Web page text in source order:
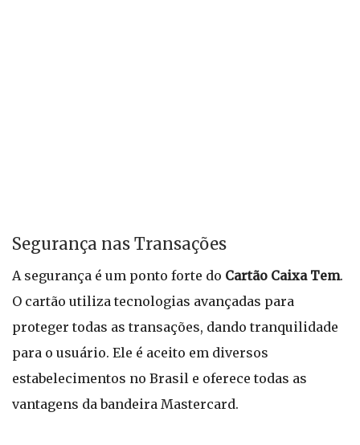
Segurança nas Transações
A segurança é um ponto forte do Cartão Caixa Tem.
O cartão utiliza tecnologias avançadas para
proteger todas as transações, dando tranquilidade
para o usuário. Ele é aceito em diversos
estabelecimentos no Brasil e oferece todas as
vantagens da bandeira Mastercard.